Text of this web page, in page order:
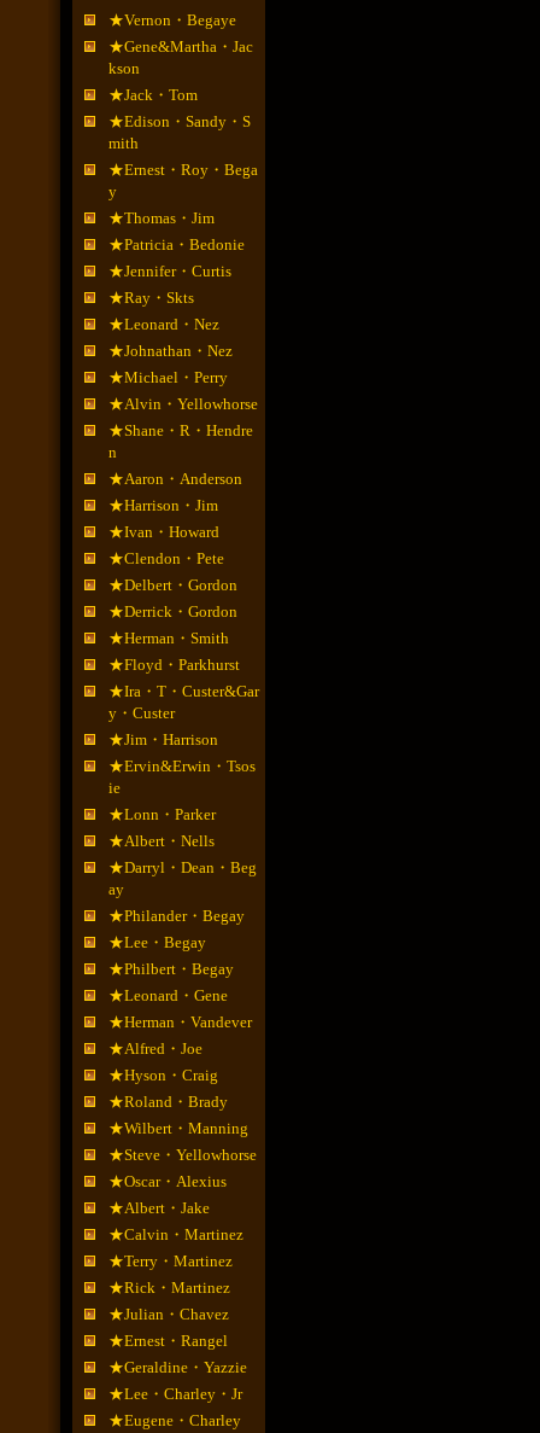
★Vernon・Begaye
★Gene&Martha・Jac
kson
★Jack・Tom
★Edison・Sandy・S
mith
★Ernest・Roy・Bega
y
★Thomas・Jim
★Patricia・Bedonie
★Jennifer・Curtis
★Ray・Skts
★Leonard・Nez
★Johnathan・Nez
★Michael・Perry
★Alvin・Yellowhorse
★Shane・R・Hendre
n
★Aaron・Anderson
★Harrison・Jim
★Ivan・Howard
★Clendon・Pete
★Delbert・Gordon
★Derrick・Gordon
★Herman・Smith
★Floyd・Parkhurst
★Ira・T・Custer&Gar
y・Custer
★Jim・Harrison
★Ervin&Erwin・Tsos
ie
★Lonn・Parker
★Albert・Nells
★Darryl・Dean・Beg
ay
★Philander・Begay
★Lee・Begay
★Philbert・Begay
★Leonard・Gene
★Herman・Vandever
★Alfred・Joe
★Hyson・Craig
★Roland・Brady
★Wilbert・Manning
★Steve・Yellowhorse
★Oscar・Alexius
★Albert・Jake
★Calvin・Martinez
★Terry・Martinez
★Rick・Martinez
★Julian・Chavez
★Ernest・Rangel
★Geraldine・Yazzie
★Lee・Charley・Jr
★Eugene・Charley